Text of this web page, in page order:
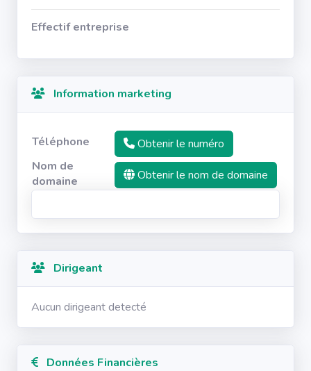
Effectif entreprise
Information marketing
Téléphone
Obtenir le numéro
Nom de
domaine
Obtenir le nom de domaine
Dirigeant
Aucun dirigeant detecté
Données Financières